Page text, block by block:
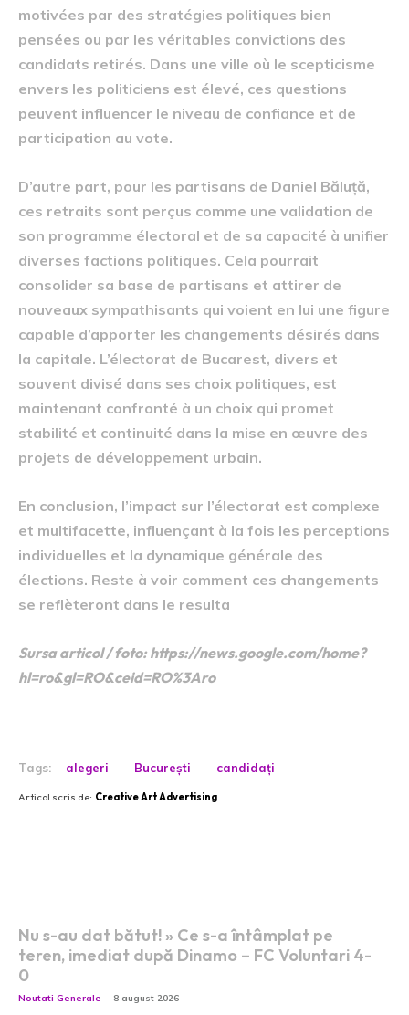
motivées par des stratégies politiques bien
pensées ou par les véritables convictions des
candidats retirés. Dans une ville où le scepticisme
envers les politiciens est élevé, ces questions
peuvent influencer le niveau de confiance et de
participation au vote.
D’autre part, pour les partisans de Daniel Băluță,
ces retraits sont perçus comme une validation de
son programme électoral et de sa capacité à unifier
diverses factions politiques. Cela pourrait
consolider sa base de partisans et attirer de
nouveaux sympathisants qui voient en lui une figure
capable d’apporter les changements désirés dans
la capitale. L’électorat de Bucarest, divers et
souvent divisé dans ses choix politiques, est
maintenant confronté à un choix qui promet
stabilité et continuité dans la mise en œuvre des
projets de développement urbain.
En conclusion, l’impact sur l’électorat est complexe
et multifacette, influençant à la fois les perceptions
individuelles et la dynamique générale des
élections. Reste à voir comment ces changements
se reflèteront dans le resulta
Sursa articol / foto: https://news.google.com/home?
hl=ro&gl=RO&ceid=RO%3Aro
Tags: alegeri București candidați
Articol scris de: Creative Art Advertising
Nu s-au dat bătut! » Ce s-a întâmplat pe
teren, imediat după Dinamo – FC Voluntari 4-
0
Noutati Generale 8 august 2026